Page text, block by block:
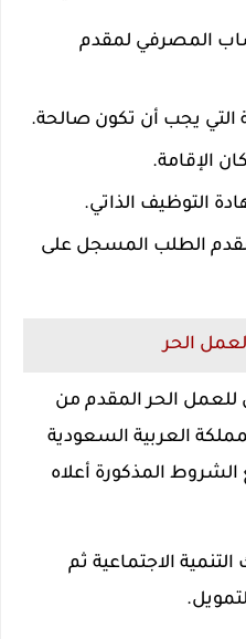
المصرفي لمقدم
يجب أن تكون صالحة.
الإقامة.
التوظيف الذاتي.
الطلب المسجل على
الحر
الحر المقدم من
العربية السعودية
المذكورة أعلاه
الاجتماعية ثم